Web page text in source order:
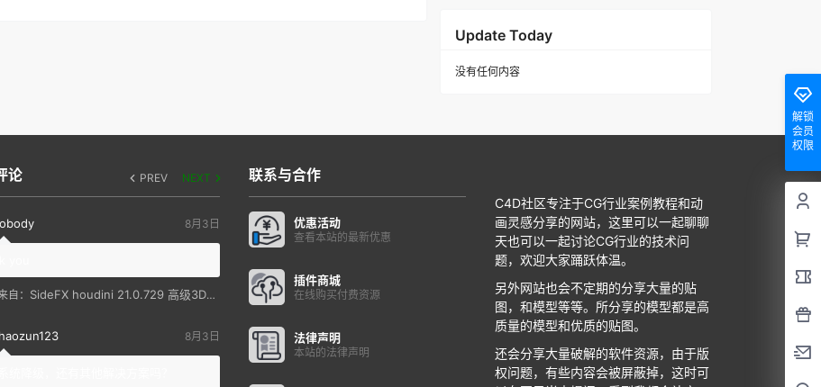
Update Today
没有任何内容
解锁
会员
权限
论 PREV NEXT
8月3日
自： SideFX houdini 21.0.729 高级3D特效软件
8月3日
联系与合作
优惠活动
查看本站的最新优惠
插件商城
在线购买付费资源
法律声明
本站的法律声明
C4D社区专注于CG行业案例教程和动
画灵感分享的网站，这里可以一起聊聊
天也可以一起讨论CG行业的技术问
题，欢迎大家踊跃体温。
另外网站也会不定期的分享大量的贴
图，和模型等等。所分享的模型都是高
质量的模型和优质的贴图。
还会分享大量破解的软件资源，由于版
权问题，有些内容会被屏蔽掉，这时可